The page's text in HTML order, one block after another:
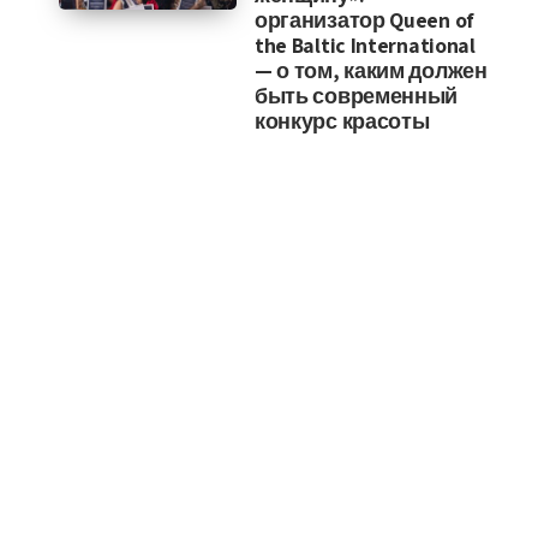
организатор Queen of
the Baltic International
— о том, каким должен
быть современный
конкурс красоты